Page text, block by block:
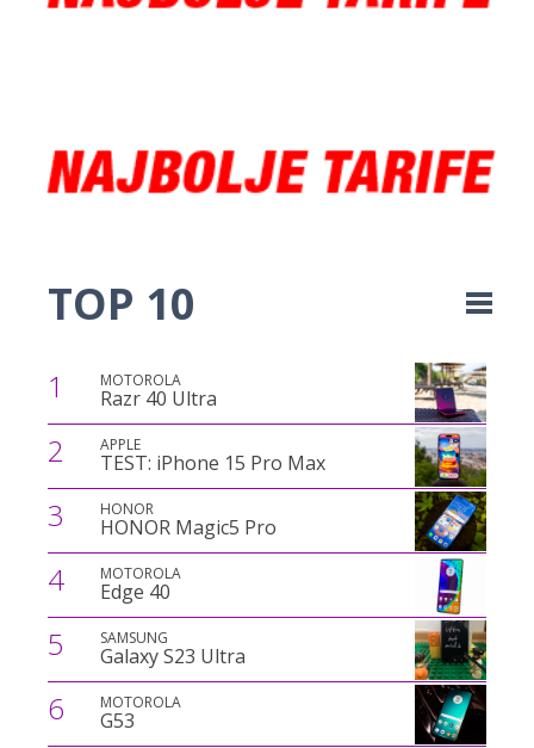
TOP 10
1 MOTOROLA
Razr 40 Ultra
2 APPLE
TEST: iPhone 15 Pro Max
3 HONOR
HONOR Magic5 Pro
4 MOTOROLA
Edge 40
5 SAMSUNG
Galaxy S23 Ultra
6 MOTOROLA
G53